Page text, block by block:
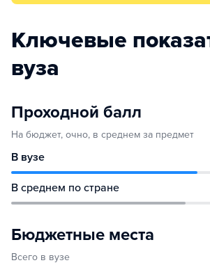
Ключевые
вуза
Проходной балл
На бюджет, очно, в среднем за предмет
В вузе
В среднем по стране
Бюджетные места
Всего в вузе